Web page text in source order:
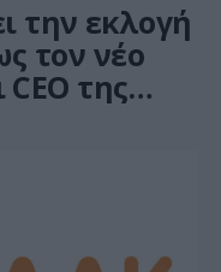
την εκλογή
τον νέο
της
την 1η